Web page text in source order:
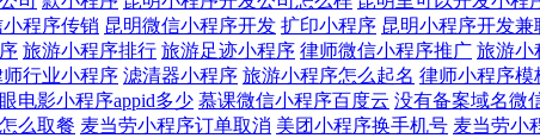
程序传销 昆明微信小程序开发 扩印小程序 昆明小程序开发兼
旅游小程序排行 旅游足迹小程序 律师微信小程序推广 旅游小
师行业小程序 滤清器小程序 旅游小程序怎么起名 律师小程序模
电影小程序appid多少 慕课微信小程序百度云 没有备案域名微
么取餐 麦当劳小程序订单取消 美团小程序换手机号 麦当劳小